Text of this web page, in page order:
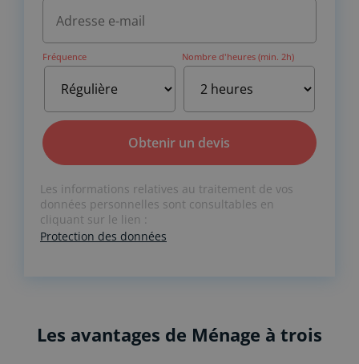
Les avantages de Ménage à trois
Fréquence Nombre d'heures (min. 2h)
l
t
e
r
v
Les informations relatives au traitement de vos
données personnelles sont consultables en
cliquant sur le lien :
Protection des données